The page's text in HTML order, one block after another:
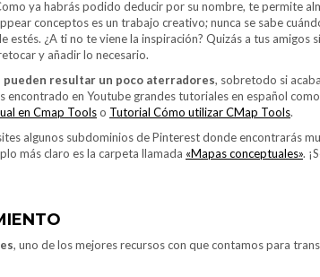
ya habrás podido deducir por su nombre, te permite
conceptos es un trabajo creativo; nunca se sabe
¿A ti no te viene la inspiración? Quizás a tus amigos
y añadir lo necesario.
resultar un poco aterradores, sobretodo si
encontrado en Youtube grandes tutoriales en español como
en Cmap Toolso Tutorial Cómo utilizar CMap Tools.
algunos subdominios de Pinterest donde encontrarás
más claro es la carpeta llamada «Mapas conceptuales».
, uno de los mejores recursos con que contamos para